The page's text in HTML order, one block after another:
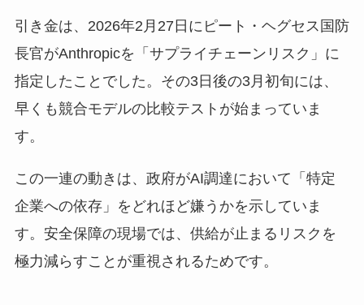
引き金は、2026年2月27日にピート・ヘグセス国防
長官がAnthropicを「サプライチェーンリスク」に
指定したことでした。その3日後の3月初旬には、
早くも競合モデルの比較テストが始まっていま
す。
この一連の動きは、政府がAI調達において「特定
企業への依存」をどれほど嫌うかを示していま
す。安全保障の現場では、供給が止まるリスクを
極力減らすことが重視されるためです。